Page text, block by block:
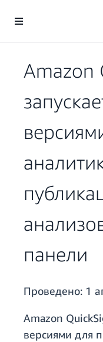
Перейти к главному
Amazon
панели
Проведено: 1
Amazon
версиями для